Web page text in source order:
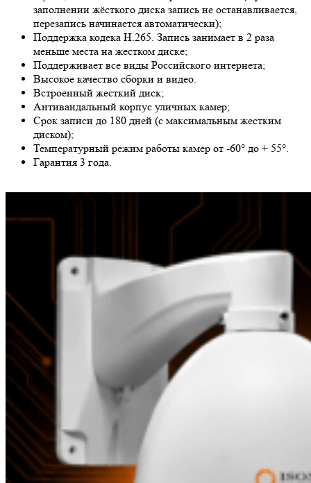
заполнении жёсткого диска запись не останавливается,
перезапись начинается автоматически);
Поддержка кодека H.265. Запись занимает в 2 раза
меньше места на жестком диске;
Поддерживает все виды Российского интернета;
Высокое качество сборки и видео.
Встроенный жесткий диск;
Антивандальный корпус уличных камер;
Срок записи до 180 дней (с максимальным жестким
диском);
Температурный режим работы камер от -60° до + 55°.
Гарантия 3 года.